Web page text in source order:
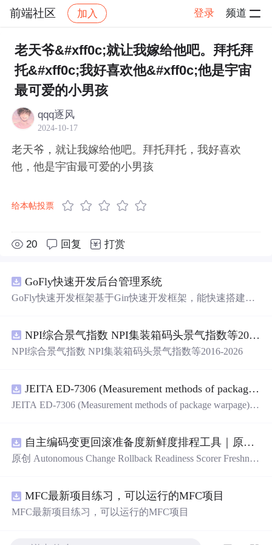
前端社区 加入 登录 频道
社区 前端社区 感慨 帖子详情
老天爷&#xff0c;就让我嫁给他吧。拜托拜
托&#xff0c;我好喜欢他&#xff0c;他是宇宙
最可爱的小男孩
qqq逐风
2024-10-17
老天爷，就让我嫁给他吧。拜托拜托，我好喜欢
他，他是宇宙最可爱的小男孩
给本帖投票
20 回复 打赏
GoFly快速开发后台管理系统
GoFly快速开发框架基于Gin快速开发框架，能快速搭建应
管理后台等。api文档管理并一键生成api接口代码，一键生
成 CRUD前后端代码丰富组件，基于 Gin和 Vue3的Arco D
大道至简思想，接口单层设计，开发简单，极易上手、代
码可读性和可维护性好、得益于Go优秀性能框架性能和并
发都很优秀、需要硬件资源很小。
NPI综合景气指数 NPI集装箱码头景气指数等2016-2026
NPI综合景气指数 NPI集装箱码头景气指数等2016-2026
JEITA ED-7306 (Measurement methods of package warpage).pdf
JEITA ED-7306 (Measurement methods of package warpage).p
自主编码变更回滚准备度新鲜度排程工具｜原创源码+测试+离线报告
原创 Autonomous Change Rollback Readiness Scorer Freshnes
备度”的结果，按风险、变化速度、证据有效期和负责人安
排周期复核；本地网页、JSON/HTML/SVG报告、测试与
MFC最新项目练习，可以运行的MFC项目
MFC最新项目练习，可以运行的MFC项目